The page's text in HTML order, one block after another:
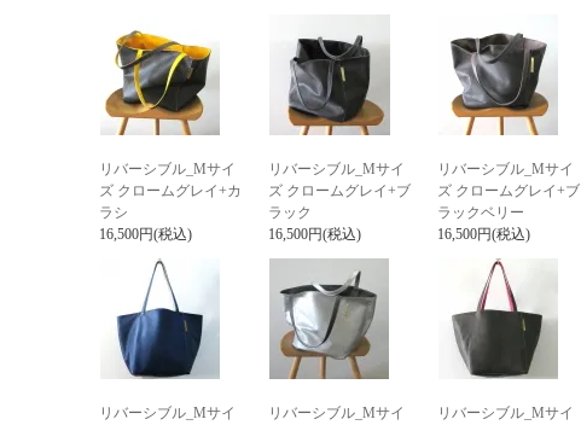
リバーシブル_Mサイ
ズ クロームグレイ+カ
ラシ
16,500円(税込)
リバーシブル_Mサイ
ズ クロームグレイ+ブ
ラック
16,500円(税込)
リバーシブル_Mサイ
ズ クロームグレイ+ブ
ラックベリー
16,500円(税込)
リバーシブル_Mサイ
リバーシブル_Mサイ
リバーシブル_Mサイ